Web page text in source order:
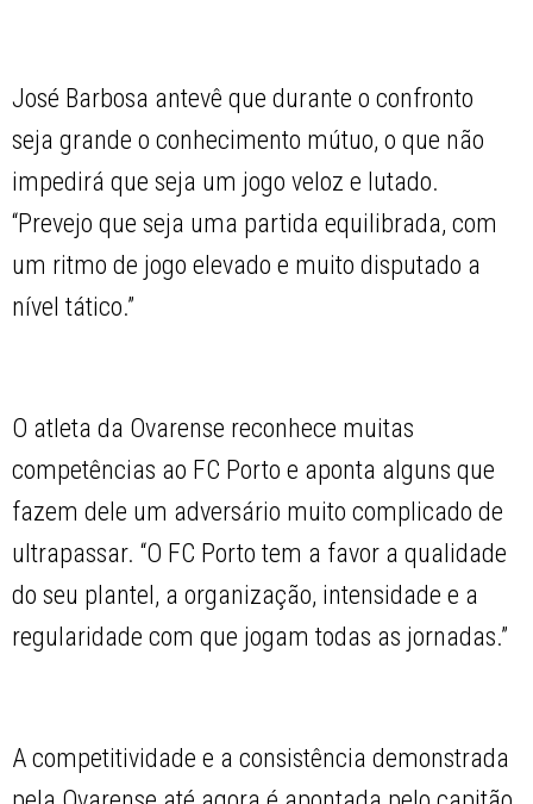
José Barbosa antevê que durante o confronto
seja grande o conhecimento mútuo, o que não
impedirá que seja um jogo veloz e lutado.
“Prevejo que seja uma partida equilibrada, com
um ritmo de jogo elevado e muito disputado a
nível tático.”
O atleta da Ovarense reconhece muitas
competências ao FC Porto e aponta alguns que
fazem dele um adversário muito complicado de
ultrapassar. “O FC Porto tem a favor a qualidade
do seu plantel, a organização, intensidade e a
regularidade com que jogam todas as jornadas.”
A competitividade e a consistência demonstrada